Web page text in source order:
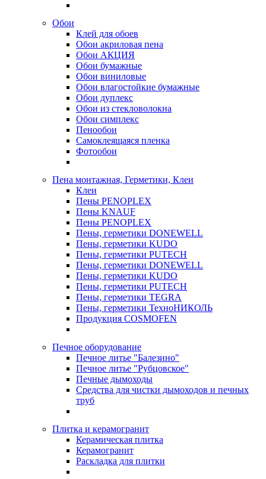
Обои
Клей для обоев
Обои акриловая пена
Обои АКЦИЯ
Обои бумажные
Обои виниловые
Обои влагостойкие бумажные
Обои дуплекс
Обои из стекловолокна
Обои симплекс
Пенообои
Самоклеящаяся пленка
Фотообои
Пена монтажная, Герметики, Клеи
Клеи
Пены PENOPLEX
Пены KNAUF
Пены PENOPLEX
Пены, герметики DONEWELL
Пены, герметики KUDO
Пены, герметики PUTECH
Пены, герметики DONEWELL
Пены, герметики KUDO
Пены, герметики PUTECH
Пены, герметики TEGRA
Пены, герметики ТехноНИКОЛЬ
Продукция COSMOFEN
Печное оборудование
Печное литье "Балезино"
Печное литье "Рубцовское"
Печные дымоходы
Средства для чистки дымоходов и печных
труб
Плитка и керамогранит
Керамическая плитка
Керамогранит
Раскладка для плитки